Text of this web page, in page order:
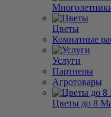
Цветы
Комнатные
Услуги
Партнеры
Агротовары
Цветы до 8